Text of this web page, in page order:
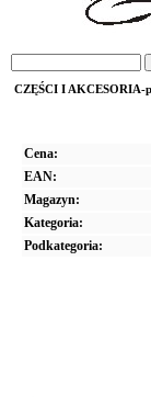
CZĘŚCI I AKCESORIA-
Cena:
EAN:
Magazyn:
Kategoria:
Podkategoria: